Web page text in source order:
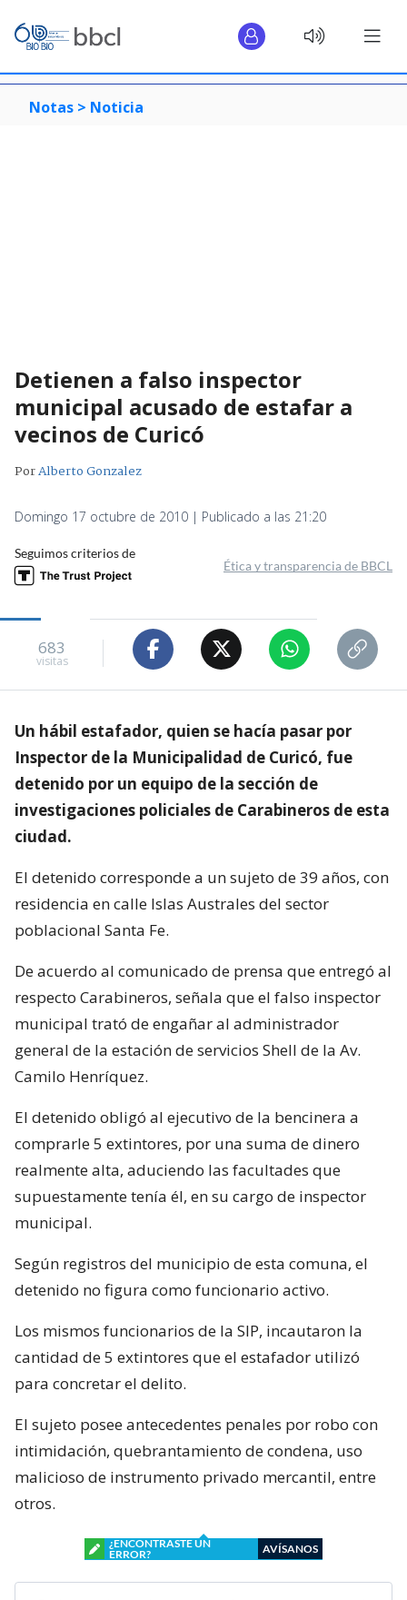
Notas > Noticia
Detienen a falso inspector
municipal acusado de estafar a
vecinos de Curicó
PorAlberto Gonzalez
Domingo 17 octubre de 2010 | Publicado a las 21:20
Seguimos criterios de
Ética y transparencia de BBCL
683
visitas
Un hábil estafador, quien se hacía pasar por
Inspector de la Municipalidad de Curicó, fue
detenido por un equipo de la sección de
investigaciones policiales de Carabineros de esta
ciudad.
El detenido corresponde a un sujeto de 39 años, con
residencia en calle Islas Australes del sector
poblacional Santa Fe.
De acuerdo al comunicado de prensa que entregó al
respecto Carabineros, señala que el falso inspector
municipal trató de engañar al administrador
general de la estación de servicios Shell de la Av.
Camilo Henríquez.
El detenido obligó al ejecutivo de la bencinera a
comprarle 5 extintores, por una suma de dinero
realmente alta, aduciendo las facultades que
supuestamente tenía él, en su cargo de inspector
municipal.
Según registros del municipio de esta comuna, el
detenido no figura como funcionario activo.
Los mismos funcionarios de la SIP, incautaron la
cantidad de 5 extintores que el estafador utilizó
para concretar el delito.
El sujeto posee antecedentes penales por robo con
intimidación, quebrantamiento de condena, uso
malicioso de instrumento privado mercantil, entre
otros.
¿ENCONTRASTE UN
ERROR?
AVÍSANOS